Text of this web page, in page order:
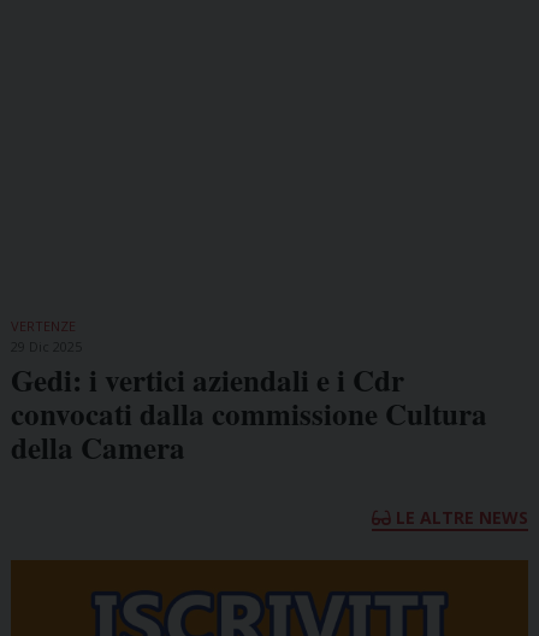
VERTENZE
Gedi: i vertici aziendali e i Cdr
convocati dalla commissione Cultura
della Camera
LE ALTRE NEWS